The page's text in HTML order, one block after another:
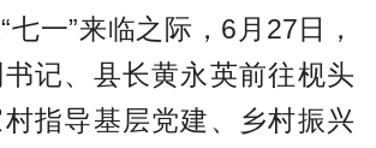
七一”来临之际，6月27日，
记、县长黄永英前往枧头
指导基层党建、乡村振兴